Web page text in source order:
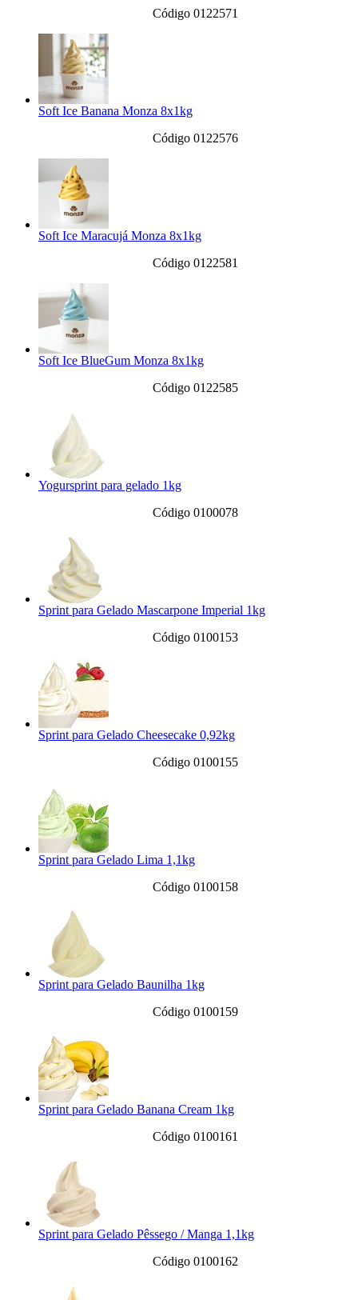
Código 0122571
Soft Ice Banana Monza 8x1kg
Código 0122576
Soft Ice Maracujá Monza 8x1kg
Código 0122581
Soft Ice BlueGum Monza 8x1kg
Código 0122585
Yogursprint para gelado 1kg
Código 0100078
Sprint para Gelado Mascarpone Imperial 1kg
Código 0100153
Sprint para Gelado Cheesecake 0,92kg
Código 0100155
Sprint para Gelado Lima 1,1kg
Código 0100158
Sprint para Gelado Baunilha 1kg
Código 0100159
Sprint para Gelado Banana Cream 1kg
Código 0100161
Sprint para Gelado Pêssego / Manga 1,1kg
Código 0100162